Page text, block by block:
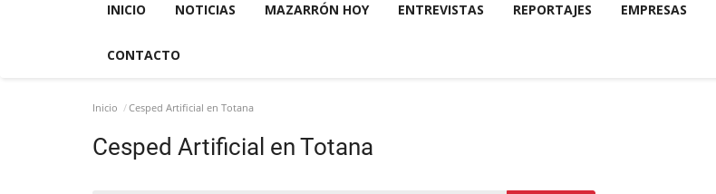
INICIO NOTICIAS MAZARRÓN HOY ENTREVISTAS REPORTAJES EMPRESAS
CONTACTO
Inicio Cesped Artificial en Totana
Cesped Artificial en Totana